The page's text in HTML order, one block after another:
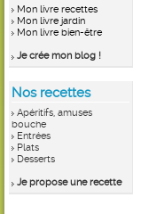
Mon livre recettes
Mon livre jardin
Mon livre bien-être
Je crée mon blog !
Nos recettes
Apéritifs, amuses
bouche
Entrées
Plats
Desserts
Je propose une recette